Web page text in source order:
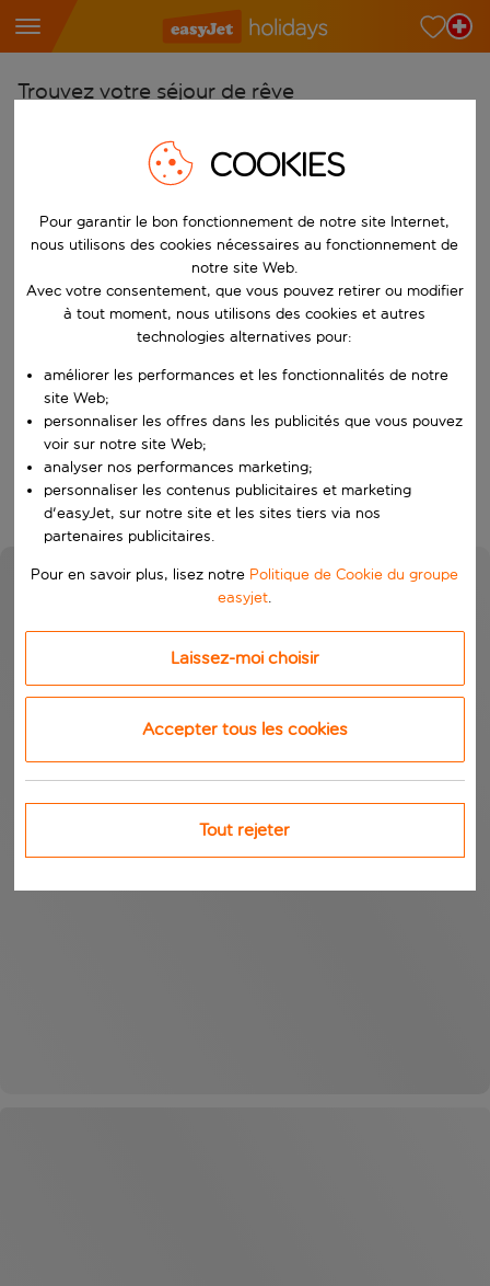
Trouvez votre séjour de rêve
Choisissez votre aéroport
Commencez à taper pour la saisie automatique. Lorsque les
Choisissez votre destination
Vers
Choisissez vos dates
Quand
Rechercher
COOKIES
Pour garantir le bon fonctionnement de notre site Internet,
nous utilisons des cookies nécessaires au fonctionnement de
notre site Web.
Avec votre consentement, que vous pouvez retirer ou modifier
à tout moment, nous utilisons des cookies et autres
technologies alternatives pour:
améliorer les performances et les fonctionnalités de notre
site Web;
personnaliser les offres dans les publicités que vous pouvez
voir sur notre site Web;
analyser nos performances marketing;
personnaliser les contenus publicitaires et marketing
d'easyJet, sur notre site et les sites tiers via nos
partenaires publicitaires.
Pour en savoir plus, lisez notre Politique de Cookie du groupe
easyjet.
Laissez-moi choisir
Accepter tous les cookies
Tout rejeter